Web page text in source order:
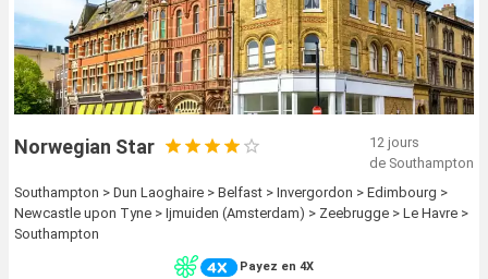
Norwegian Star
12 jours
de Southampton
Southampton > Dun Laoghaire > Belfast > Invergordon > Edimbourg >
Newcastle upon Tyne > Ijmuiden (Amsterdam) > Zeebrugge > Le Havre >
Southampton
Payez en 4X